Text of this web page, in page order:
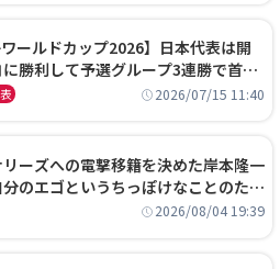
ワールドカップ2026】日本代表は開
勝利して予選グループ3連勝で首位
勝の相手はエジプトに決定2026/07/15 11:40
ーズへの電撃移籍を決めた岸本隆一
のエゴというちっぽけなことのため
たわけではない」
2026/08/04 19:39